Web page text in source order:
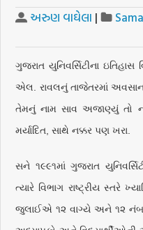
અરુણ વાઘેલા |
ગુજરાત યુનિવર્સિટીના ઇતિહાસ
એલ. રાવલનું તાજેતરમાં
તેમનું નામ સાવ અજાણ્યું તો
મર્યાદિત, સાથે નક્કર પણ ખરા.
સને ૧૯૯૧માં ગુજરાત
ત્યારે વિભાગ રાષ્ટ્રીય સ્તરે
જુલાઈએ ૧૨ વાગ્યે અને ૧૨